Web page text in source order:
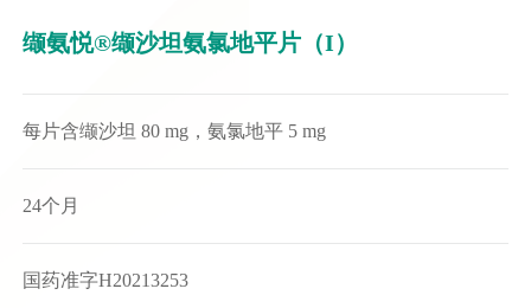
缬氨悦®缬沙坦氨氯地平片（I）
每片含缬沙坦 80 mg，氨氯地平 5 mg
24个月
国药准字H20213253